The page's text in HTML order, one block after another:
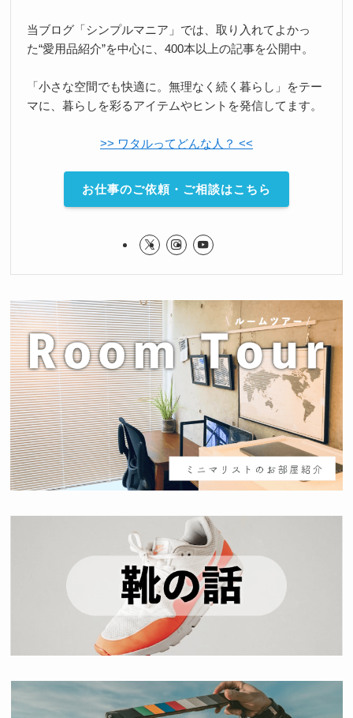
当ブログ「シンプルマニア」では、取り入れてよかっ
た“愛用品紹介”を中心に、400本以上の記事を公開中。
「小さな空間でも快適に。無理なく続く暮らし」をテー
マに、暮らしを彩るアイテムやヒントを発信してます。
>> ワタルってどんな人？ <<
お仕事のご依頼・ご相談はこちら